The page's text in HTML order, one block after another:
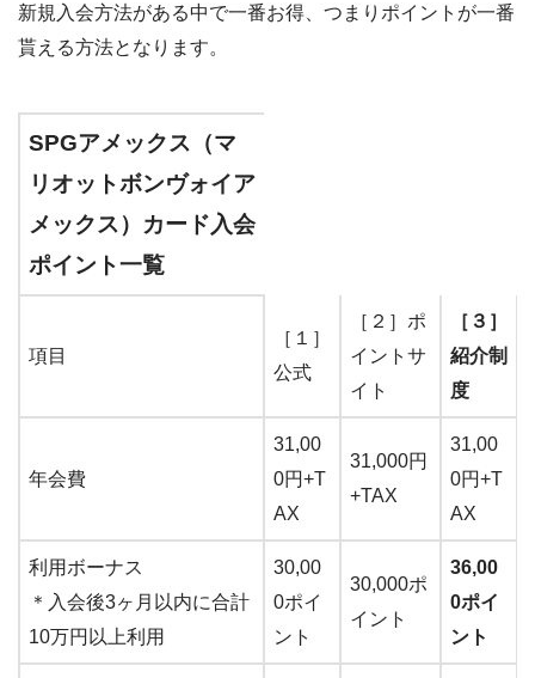
新規入会方法がある中で一番お得、つまりポイントが一番
貰える方法となります。
SPGアメックス（マ
リオットボンヴォイア
メックス）カード入会
ポイント一覧
項目
［１］
公式
［２］ポ
イントサ
イト
［３］
紹介制
度
年会費
31,00
0円+T
AX
31,000円
+TAX
31,00
0円+T
AX
利用ボーナス
＊入会後3ヶ月以内に合計
10万円以上利用
30,00
0ポイ
ント
30,000ポ
イント
36,00
0ポイ
ント